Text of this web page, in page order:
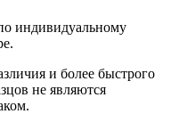
индивидуальному
и более быстрого
не являются